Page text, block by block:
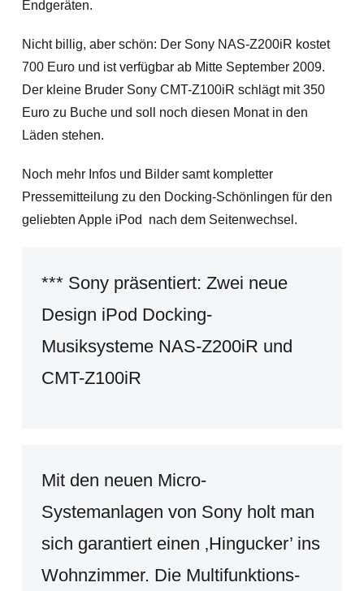
Endgeräten.
Nicht billig, aber schön: Der Sony NAS-Z200iR kostet
700 Euro und ist verfügbar ab Mitte September 2009.
Der kleine Bruder Sony CMT-Z100iR schlägt mit 350
Euro zu Buche und soll noch diesen Monat in den
Läden stehen.
Noch mehr Infos und Bilder samt kompletter
Pressemitteilung zu den Docking-Schönlingen für den
geliebten Apple iPod nach dem Seitenwechsel.
*** Sony präsentiert: Zwei neue
Design iPod Docking-
Musiksysteme NAS-Z200iR und
CMT-Z100iR
Mit den neuen Micro-
Systemanlagen von Sony holt man
sich garantiert einen ‚Hingucker’ ins
Wohnzimmer. Die Multifunktions-